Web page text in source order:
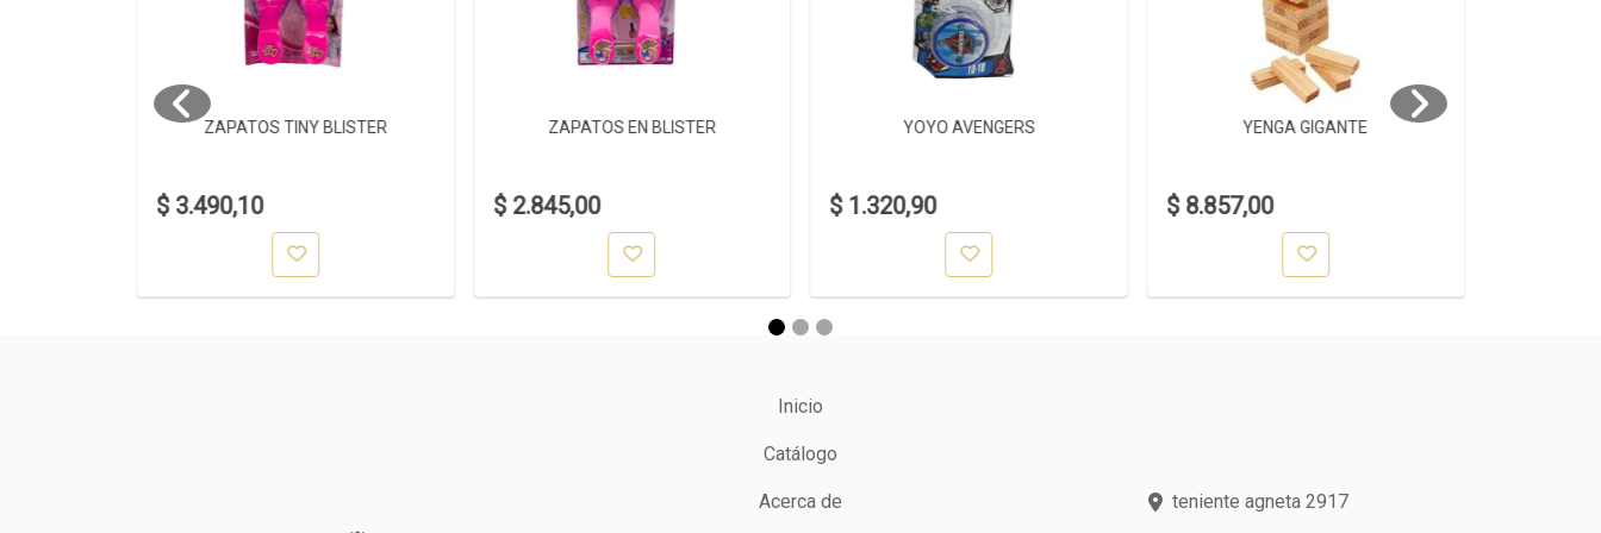
ZAPATOS TINY BLISTER
$ 3.490,10
ZAPATOS EN BLISTER
$ 2.845,00
YOYO AVENGERS
$ 1.320,90
YENGA GIGANTE
$ 8.857,00
Inicio
Catálogo
Acerca de teniente agneta 2917